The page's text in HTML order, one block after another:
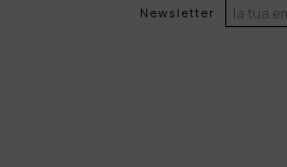
Newsletter